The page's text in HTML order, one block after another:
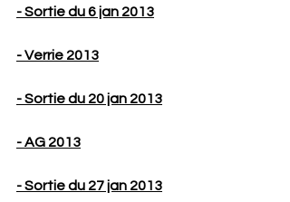
- Sortie du 6 jan 2013
- Verrie 2013
- Sortie du 20 jan 2013
- AG 2013
- Sortie du 27 jan 2013